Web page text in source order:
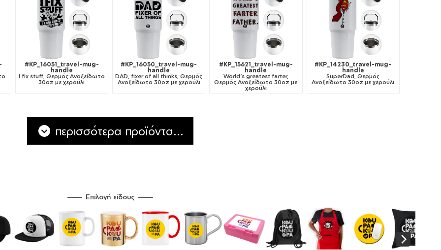
#KP_16051_travel-mug-
handle
I fix stuff, Θερμός Ανοξείδωτο
30oz με χερούλι
#KP_16050_travel-mug-
handle
DAD, fixer of all thinks, Θερμός
Ανοξείδωτο 30oz με χερούλι
#KP_15621_travel-mug-
handle
World's greatest farter,
Θερμός Ανοξείδωτο 30oz με
χερούλι
#KP_14230_travel-mug-
handle
SuperDad, Θερμός
Ανοξείδωτο 30oz με χερούλι
περισσότερα προϊόντα...
Επιλογή είδους